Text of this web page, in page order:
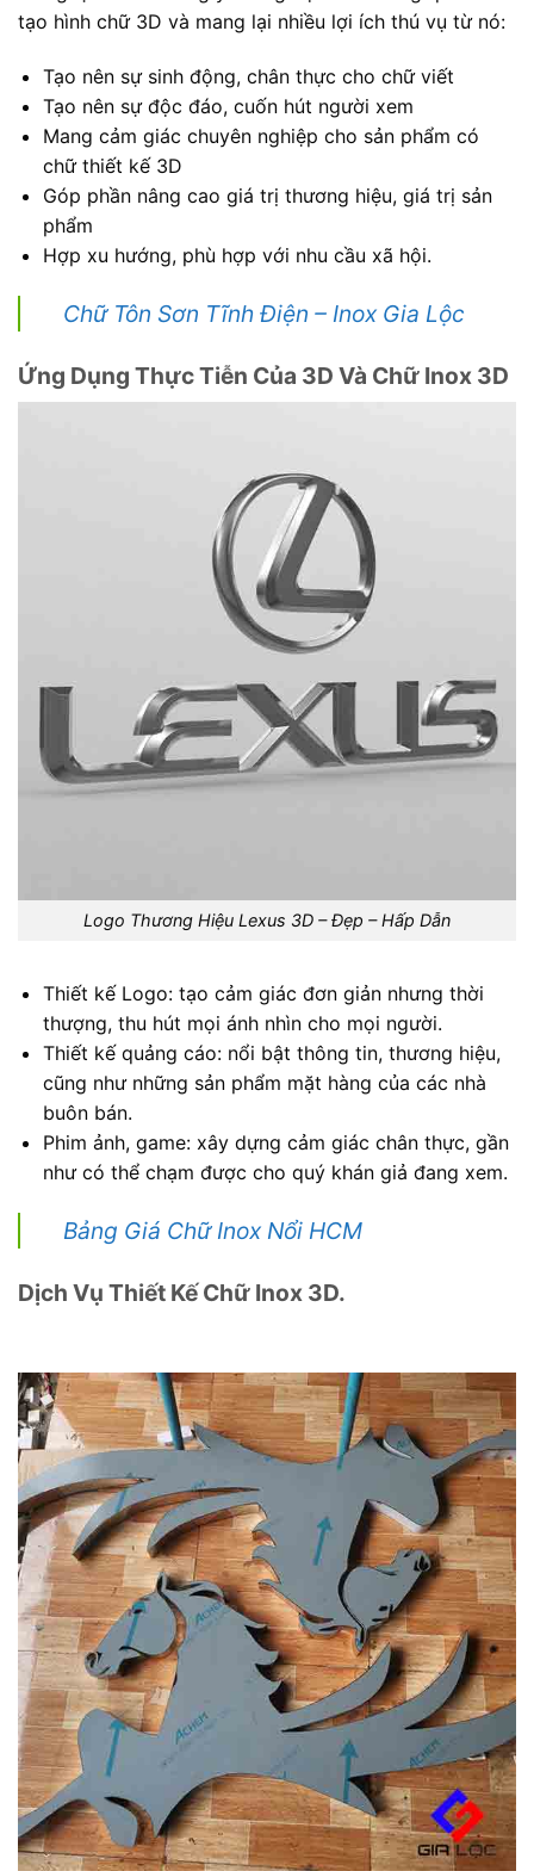
tạo hình chữ 3D và mang lại nhiều lợi ích thú vụ từ nó:
Tạo nên sự sinh động, chân thực cho chữ viết
Tạo nên sự độc đáo, cuốn hút người xem
Mang cảm giác chuyên nghiệp cho sản phẩm có
chữ thiết kế 3D
Góp phần nâng cao giá trị thương hiệu, giá trị sản
phẩm
Hợp xu hướng, phù hợp với nhu cầu xã hội.
Chữ Tôn Sơn Tĩnh Điện – Inox Gia Lộc
Ứng Dụng Thực Tiễn Của 3D Và Chữ Inox 3D
Logo Thương Hiệu Lexus 3D – Đẹp – Hấp Dẫn
Thiết kế Logo: tạo cảm giác đơn giản nhưng thời
thượng, thu hút mọi ánh nhìn cho mọi người.
Thiết kế quảng cáo: nổi bật thông tin, thương hiệu,
cũng như những sản phẩm mặt hàng của các nhà
buôn bán.
Phim ảnh, game: xây dựng cảm giác chân thực, gần
như có thể chạm được cho quý khán giả đang xem.
Bảng Giá Chữ Inox Nổi HCM
Dịch Vụ Thiết Kế Chữ Inox 3D.